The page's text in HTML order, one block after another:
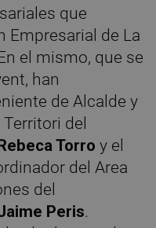
que
Empresarial de La
el mismo, que se
han
de Alcalde y
del
Torro y el
del Area
del
Peris.